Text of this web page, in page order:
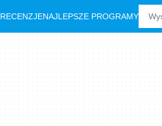
RECENZJENAJLEPSZE PROGRAMY